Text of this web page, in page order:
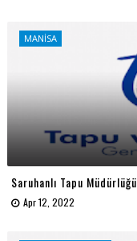
MANİSA
Saruhanlı Tapu Müdürlüğü
Apr 12, 2022